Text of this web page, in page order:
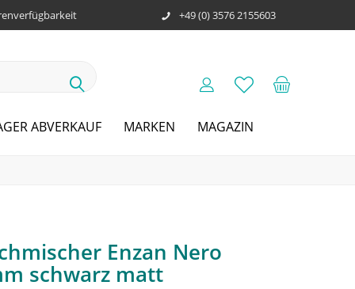
+49 (0) 3576 2155603
ABVERKAUF MARKEN MAGAZIN
Enzan Nero
schwarz matt